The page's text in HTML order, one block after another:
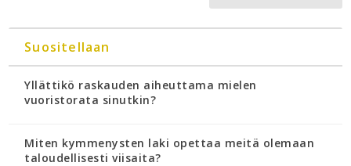
Suositellaan
Yllättikö raskauden aiheuttama mielen
vuoristorata sinutkin?
Miten kymmenysten laki opettaa meitä olemaan
taloudellisesti viisaita?